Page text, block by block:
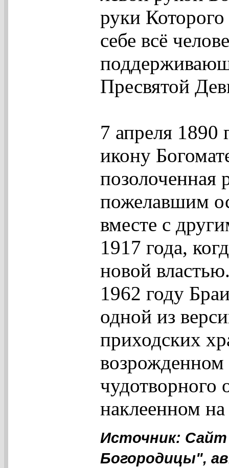
руки Которого
себе всё
Пресвятой
7 апреля 1890
икону
позолоченная
пожелавшим
вместе с
1917 года,
новой
1962 году
одной из
приходских
возрожденном
чудотворного
наклеенном
Источник:
Богородицы",